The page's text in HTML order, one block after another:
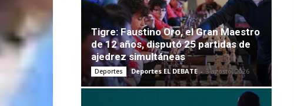
Tigre: Faustino Oro, el Gran Maestro
de 12 años, disputó 25 partidas de
ajedrez simultáneas
Deportes Deportes EL DEBATE - 3 agosto, 2026